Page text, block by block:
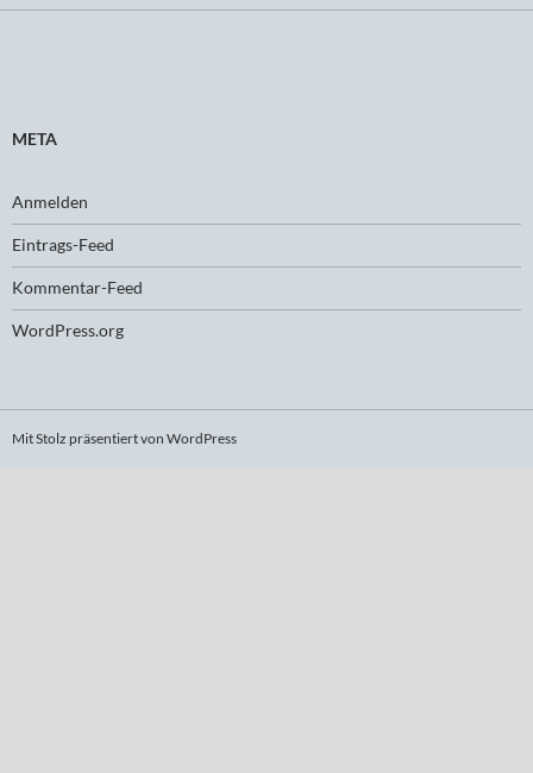
META
Anmelden
Eintrags-Feed
Kommentar-Feed
WordPress.org
Mit Stolz präsentiert von WordPress